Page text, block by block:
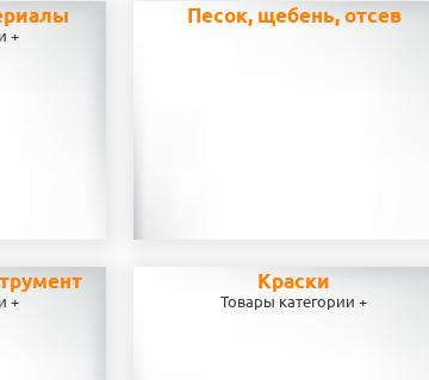
+
Песок, щебень, отсев
+
Краски
Товары категории +